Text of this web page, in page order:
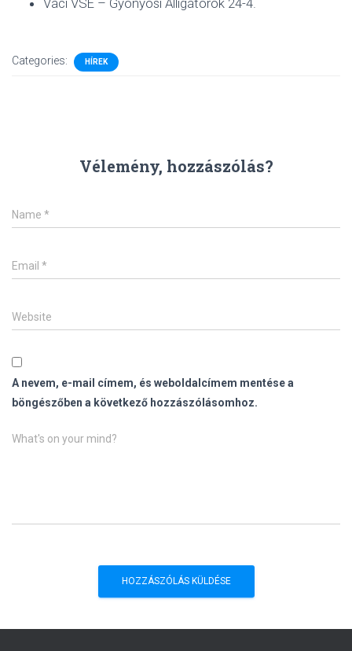
Váci VSE – Gyönyösi Alligátorok 24-4.
Categories: HÍREK
Vélemény, hozzászólás?
Name *
Email *
Website
A nevem, e-mail címem, és weboldalcímem mentése a
böngészőben a következő hozzászólásomhoz.
What's on your mind?